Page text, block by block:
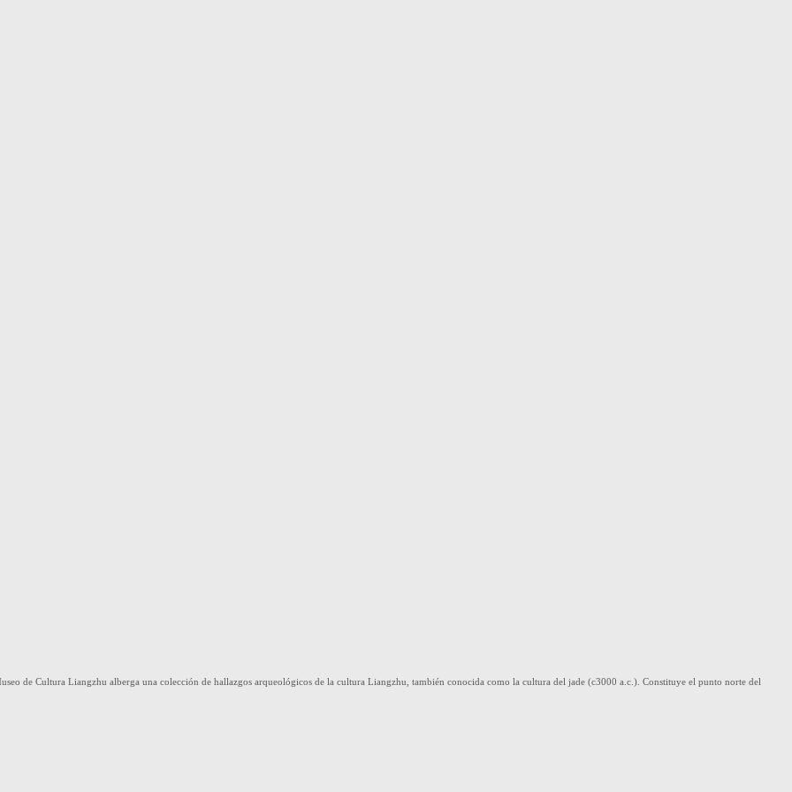
de Cultura Liangzhu alberga una colección de hallazgos arqueológicos de la cultura Liangzhu, también conocida como la cultura del jade (c3000 a.c.). Constituye el punto norte del